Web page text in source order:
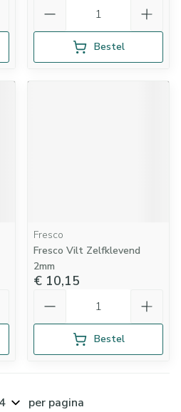
Bestel
Fresco
Fresco Vilt Zelfklevend
2mm
€ 10,15
Bestel
per pagina